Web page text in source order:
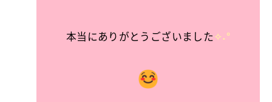
本当にありがとうございました✧˖°